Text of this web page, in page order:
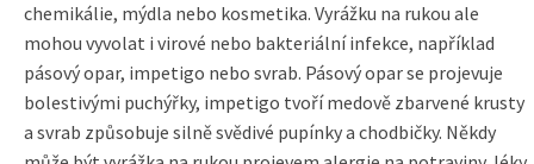
chemikálie, mýdla nebo kosmetika. Vyrážku na rukou ale
mohou vyvolat i virové nebo bakteriální infekce, například
pásový opar, impetigo nebo svrab. Pásový opar se projevuje
bolestivými puchýřky, impetigo tvoří medově zbarvené krusty
a svrab způsobuje silně svědivé pupínky a chodbičky. Někdy